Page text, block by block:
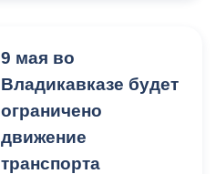
следующим
- музыкальное творчество;
- изобразительное
искусство;
- хореография.
9 мая во
Владикавказе будет
ограничено
движение
транспорта